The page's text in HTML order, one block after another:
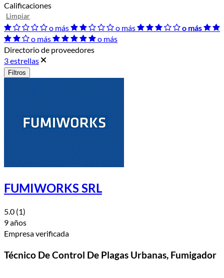
Calificaciones
Limpiar
o más o más
o más
o más
o más
Directorio de proveedores
3 estrellas
Filtros
FUMIWORKS SRL
5.0 (1)
9 años
Empresa verificada
Técnico De Control De Plagas Urbanas, Fumigador